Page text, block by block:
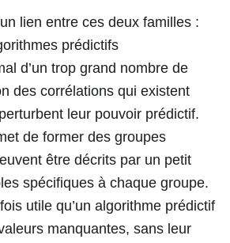
lien entre ces deux familles :
prédictifs
d’un trop grand nombre de
des corrélations qui existent
leur pouvoir prédictif.
de former des groupes
être décrits par un petit
spécifiques à chaque groupe.
utile qu’un algorithme prédictif
manquantes, sans leur